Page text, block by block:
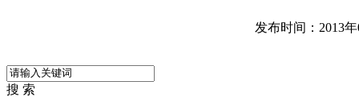
发布时间：2013
搜 索